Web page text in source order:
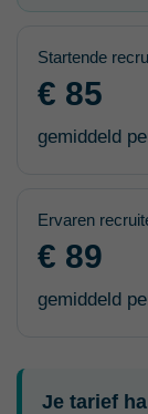
Startende
€ 85
gemiddeld
Ervaren
€ 89
gemiddeld
Je tarief